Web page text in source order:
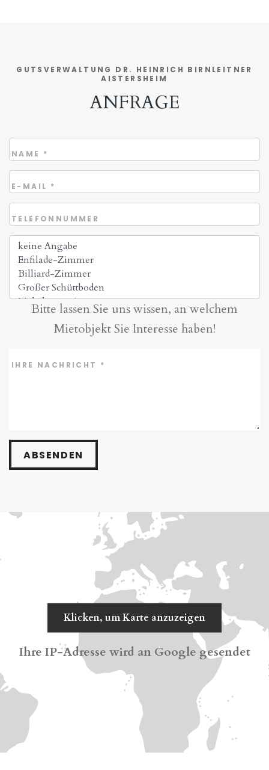
GUTSVERWALTUNG DR. HEINRICH BIRNLEITNER
AISTERSHEIM
ANFRAGE
NAME *
E-MAIL *
TELEFONNUMMER
Bitte lassen Sie uns wissen, an welchem
Mietobjekt Sie Interesse haben!
IHRE NACHRICHT *
ABSENDEN
Klicken, um Karte anzuzeigen
Ihre IP-Adresse wird an Google gesendet